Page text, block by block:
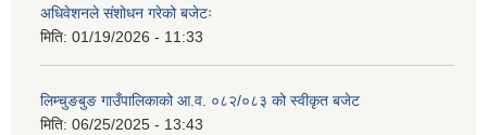
अधिवेशनले संशोधन गरेको बजेटः
मिति: 01/19/2026 - 11:33
लिम्चुङबुङ गाउँपालिकाको आ.व. ०८२/०८३ को स्वीकृत बजेट
मिति: 06/25/2025 - 13:43